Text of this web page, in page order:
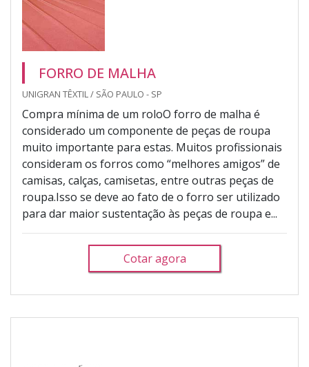
FORRO DE MALHA
UNIGRAN TÊXTIL / SÃO PAULO - SP
Compra mínima de um roloO forro de malha é
considerado um componente de peças de roupa
muito importante para estas. Muitos profissionais
consideram os forros como “melhores amigos” de
camisas, calças, camisetas, entre outras peças de
roupa.Isso se deve ao fato de o forro ser utilizado
para dar maior sustentação às peças de roupa e...
Cotar agora